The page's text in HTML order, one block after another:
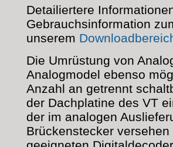
Detailiertere
Gebrauchsinformation
unserem
Die Umrüstung von
Analogmodel ebenso
Anzahl an getrennt
der Dachplatine des VT
der im analogen
Brückenstecker